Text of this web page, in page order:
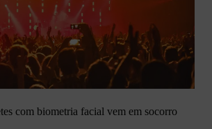
com biometria facial vem em socorro